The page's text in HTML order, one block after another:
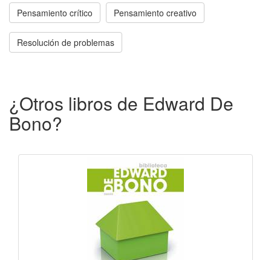
Pensamiento crítico Pensamiento creativo
Resolución de problemas
¿Otros libros de Edward De
Bono?